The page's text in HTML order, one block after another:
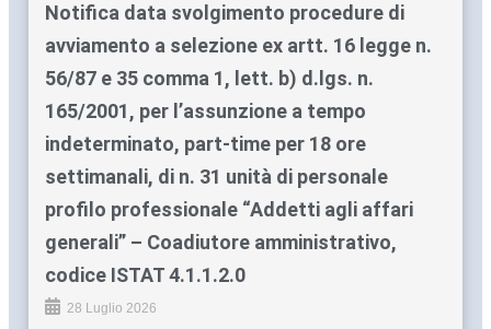
Notifica data svolgimento procedure di
avviamento a selezione ex artt. 16 legge n.
56/87 e 35 comma 1, lett. b) d.lgs. n.
165/2001, per l’assunzione a tempo
indeterminato, part-time per 18 ore
settimanali, di n. 31 unità di personale
profilo professionale “Addetti agli affari
generali” – Coadiutore amministrativo,
codice ISTAT 4.1.1.2.0
28 Luglio 2026